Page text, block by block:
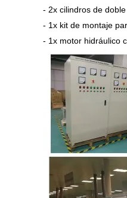
- 2x cilindros de
- 1x kit de montaje
- 1x motor hidráulico